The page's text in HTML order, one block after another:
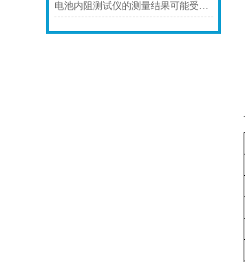
电池内阻测试仪的测量结果可能受到以下因素的影响